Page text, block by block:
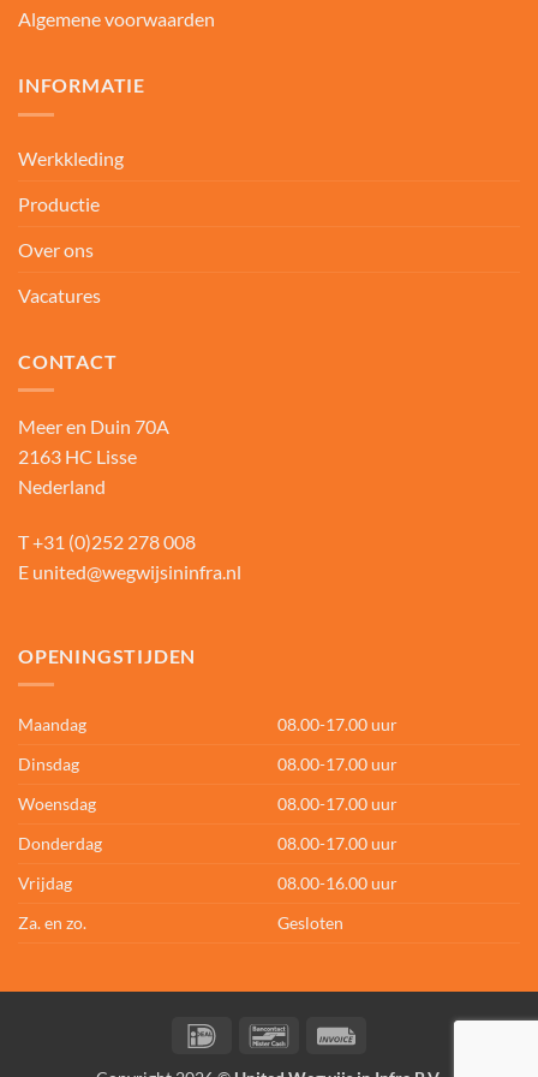
Algemene voorwaarden
INFORMATIE
Werkkleding
Productie
Over ons
Vacatures
CONTACT
Meer en Duin 70A
2163 HC Lisse
Nederland
T+31 (0)252 278 008
E united@wegwijsininfra.nl
OPENINGSTIJDEN
Maandag
08.00-17.00 uur
Dinsdag
08.00-17.00 uur
Woensdag
08.00-17.00 uur
Donderdag
08.00-17.00 uur
Vrijdag
08.00-16.00 uur
Za. en zo.
Gesloten
IDeal Bancontact